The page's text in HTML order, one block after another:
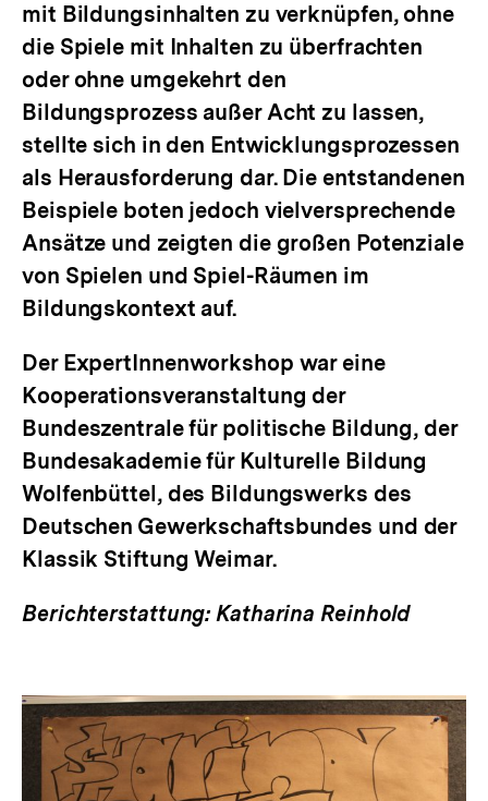
mit Bildungsinhalten zu verknüpfen, ohne
die Spiele mit Inhalten zu überfrachten
oder ohne umgekehrt den
Bildungsprozess außer Acht zu lassen,
stellte sich in den Entwicklungsprozessen
als Herausforderung dar. Die entstandenen
Beispiele boten jedoch vielversprechende
Ansätze und zeigten die großen Potenziale
von Spielen und Spiel-Räumen im
Bildungskontext auf.
Der ExpertInnenworkshop war eine
Kooperationsveranstaltung der
Bundeszentrale für politische Bildung, der
Bundesakademie für Kulturelle Bildung
Wolfenbüttel, des Bildungswerks des
Deutschen Gewerkschaftsbundes und der
Klassik Stiftung Weimar.
Berichterstattung: Katharina Reinhold